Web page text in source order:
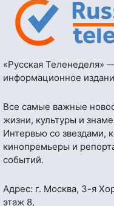
«Русская Теленеделя»
информационное
Все самые важные
жизни, культуры и
Интервью со звездами,
кинопремьеры и
событий.
Адрес: г. Москва, 3-я
этаж 8,